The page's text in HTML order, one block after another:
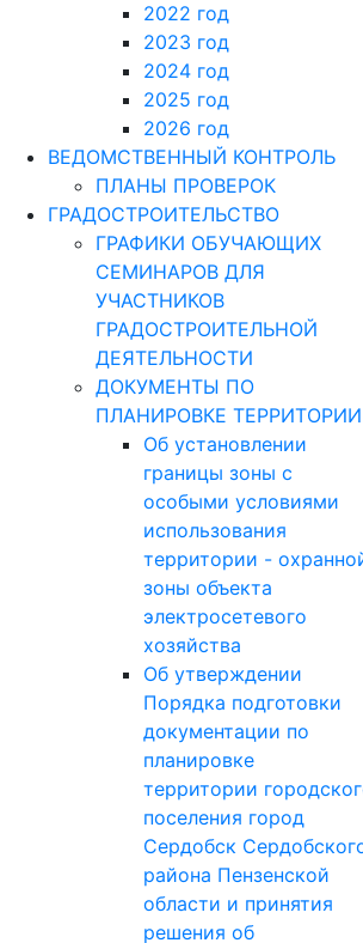
Отчет об исполнении
бюджета города Сердобска
2021 год
2022 год
2023 год
2024 год
2025 год
2026 год
ВЕДОМСТВЕННЫЙ КОНТРОЛЬ
ПЛАНЫ ПРОВЕРОК
ГРАДОСТРОИТЕЛЬСТВО
ГРАФИКИ ОБУЧАЮЩИХ
СЕМИНАРОВ ДЛЯ
УЧАСТНИКОВ
ГРАДОСТРОИТЕЛЬНОЙ
ДЕЯТЕЛЬНОСТИ
ДОКУМЕНТЫ ПО
ПЛАНИРОВКЕ ТЕРРИТОРИИ
Об установлении
границы зоны с
особыми условиями
использования
территории - охранной
зоны объекта
электросетевого
хозяйства
Об утверждении
Порядка подготовки
документации по
планировке
территории городского
поселения город
Сердобск Сердобского